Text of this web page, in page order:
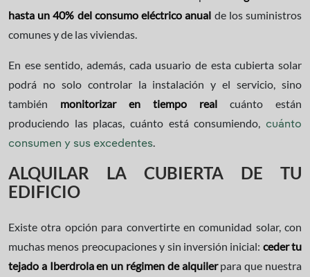
hasta un 40% del consumo eléctrico anual de los suministros
comunes y de las viviendas.
En ese sentido, además, cada usuario de esta cubierta solar
podrá no solo controlar la instalación y el servicio, sino
también monitorizar en tiempo real cuánto están
produciendo las placas, cuánto está consumiendo,
cuánto
consumen y sus excedentes
ALQUILAR LA CUBIERTA DE TU
EDIFICIO
Existe otra opción para convertirte en comunidad solar, con
muchas menos preocupaciones y sin inversión inicial: ceder tu
tejado a Iberdrola en un régimen de alquilerpara que nuestra